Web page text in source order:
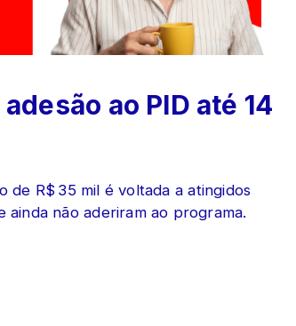
ao PID até 14
de R$ 35 mil é voltada a atingidos
não aderiram ao programa.